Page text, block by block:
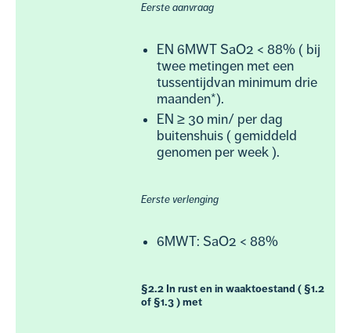
Eerste aanvraag
EN 6MWT SaO2 < 88% ( bij
twee metingen met een
tussentijdvan minimum drie
maanden*).
EN ≥ 30 min/ per dag
buitenshuis ( gemiddeld
genomen per week ).
Eerste verlenging
6MWT: SaO2 < 88%
§2.2 In rust en in waaktoestand ( §1.2
of §1.3 ) met